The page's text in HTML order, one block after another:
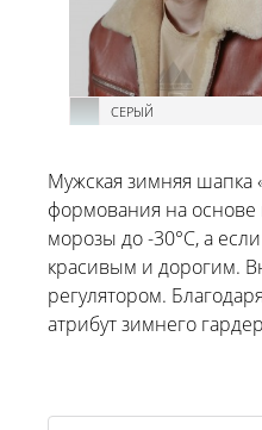
СЕРЫЙ
Мужская зимняя шапка
формования на основе
морозы до -30°C, а
красивым и дорогим.
регулятором.
атрибут зимнего